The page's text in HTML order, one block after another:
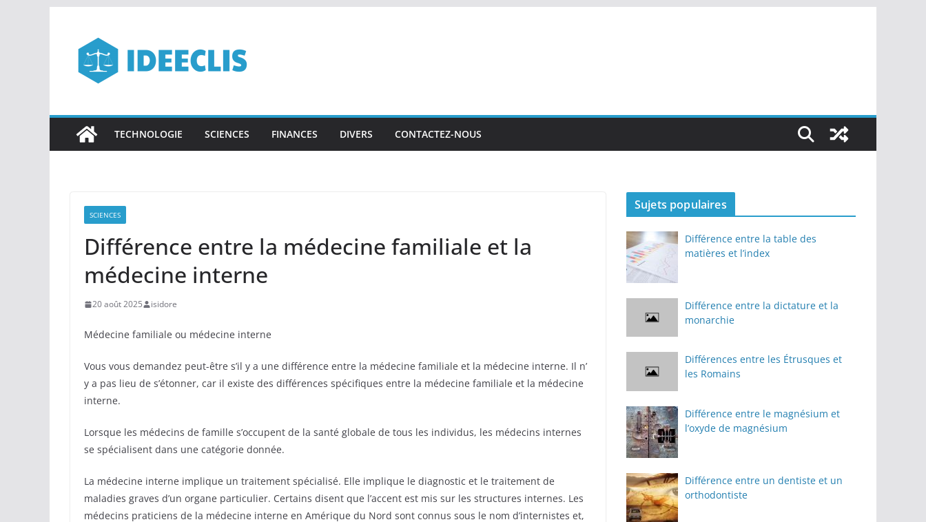
contenu
TECHNOLOGIE SCIENCES FINANCES DIVERS CONTACTEZ-NOUS
SCIENCES
Différence entre la médecine familiale et la
médecine interne
20 août 2025 isidore
Médecine familiale ou médecine interne
Vous vous demandez peut-être s’il y a une différence entre la médecine familiale et la médecine interne. Il n’
y a pas lieu de s’étonner, car il existe des différences spécifiques entre la médecine familiale et la médecine
interne.
Lorsque les médecins de famille s’occupent de la santé globale de tous les individus, les médecins internes
se spécialisent dans une catégorie donnée.
La médecine interne implique un traitement spécialisé. Elle implique le diagnostic et le traitement de
maladies graves d’un organe particulier. Certains disent que l’accent est mis sur les structures internes. Les
médecins praticiens de la médecine interne en Amérique du Nord sont connus sous le nom d’internistes et,
Sujets populaires
Différence entre la table des
matières et l’index
Différence entre la dictature et la
monarchie
Différences entre les Étrusques et
les Romains
Différence entre le magnésium et
l’oxyde de magnésium
Différence entre un dentiste et un
orthodontiste